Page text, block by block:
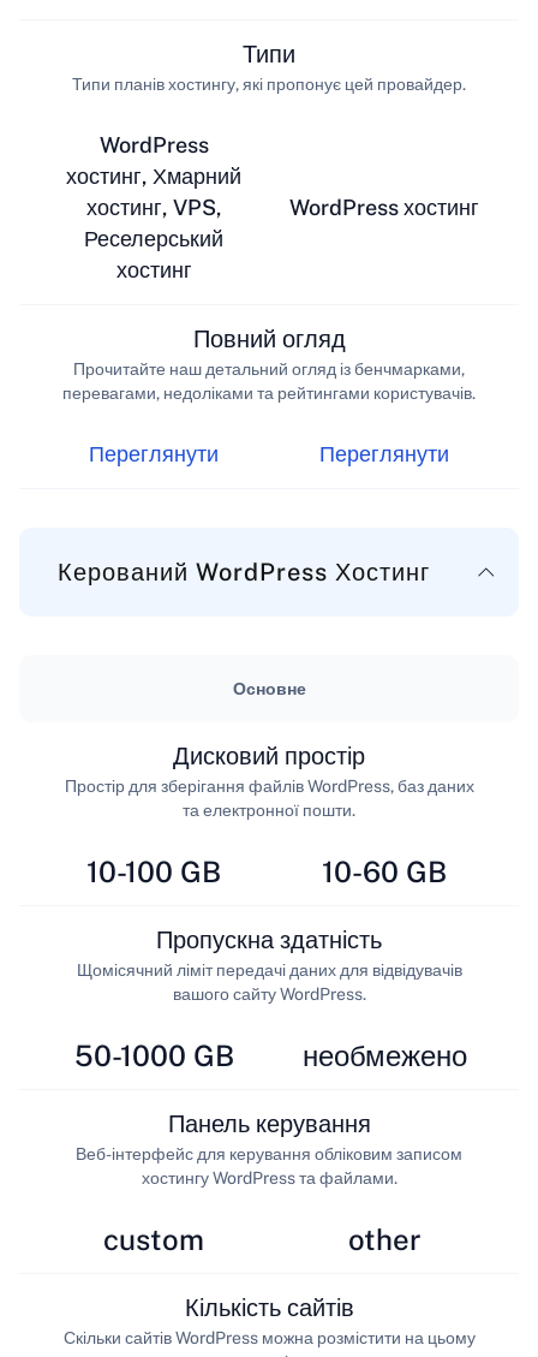
WordPress
хостинг, Хмарний
хостинг, VPS,
Реселерський
хостинг
Типи
Типи планів хостингу, які пропонує цей провайдер.
WordPress хостинг
Переглянути
Повний огляд
Прочитайте наш детальний огляд із бенчмарками,
перевагами, недоліками та рейтингами користувачів.
Переглянути
Керований WordPress Хостинг
Основне
10-100 GB
Дисковий простір
Простір для зберігання файлів WordPress, баз даних
та електронної пошти.
10-60 GB
50-1000 GB
Пропускна здатність
Щомісячний ліміт передачі даних для відвідувачів
вашого сайту WordPress.
необмежено
custom
Панель керування
Веб-інтерфейс для керування обліковим записом
хостингу WordPress та файлами.
other
Кількість сайтів
Скільки сайтів WordPress можна розмістити на цьому